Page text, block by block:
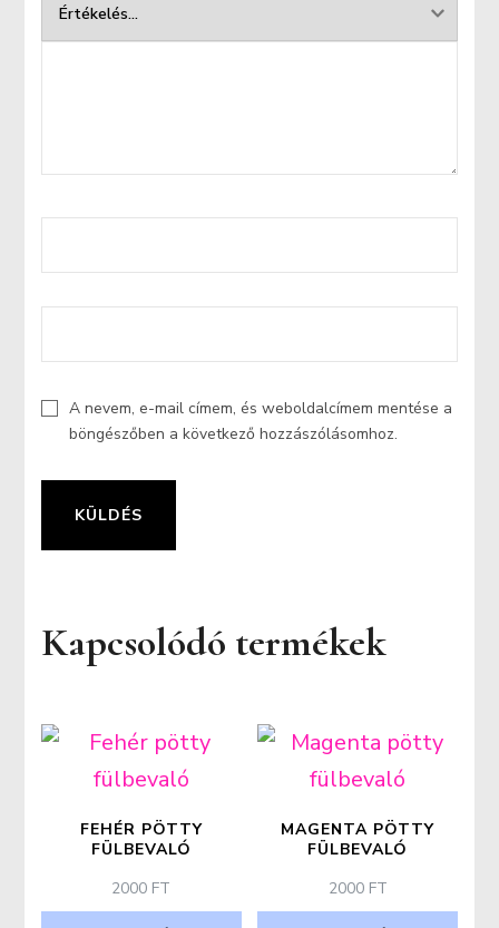
A nevem, e-mail címem, és weboldalcímem mentése a
böngészőben a következő hozzászólásomhoz.
Kapcsolódó termékek
FEHÉR PÖTTY
FÜLBEVALÓ
2000 FT
MAGENTA PÖTTY
FÜLBEVALÓ
2000 FT